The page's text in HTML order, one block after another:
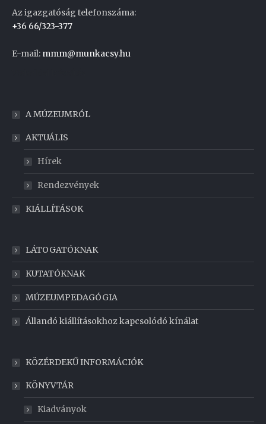
Az igazgatóság telefonszáma:
+36 66/323-377
E-mail: mmm@munkacsy.hu
A MÚZEUMRÓL
AKTUÁLIS
Hírek
Rendezvények
KIÁLLÍTÁSOK
LÁTOGATÓKNAK
KUTATÓKNAK
MÚZEUMPEDAGÓGIA
Állandó kiállításokhoz kapcsolódó kínálat
KÖZÉRDEKŰ INFORMÁCIÓK
KÖNYVTÁR
Kiadványok